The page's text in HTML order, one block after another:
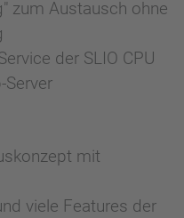
zum Austausch ohne
der SLIO CPU
Server
mit
viele Features der